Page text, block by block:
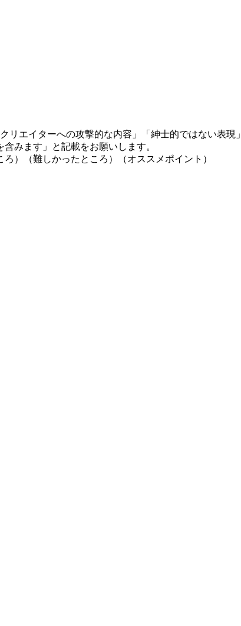
エイターへの攻撃的な内容」「紳士的ではない表現」
みます」と記載をお願いします。
）（難しかったところ）（オススメポイント）